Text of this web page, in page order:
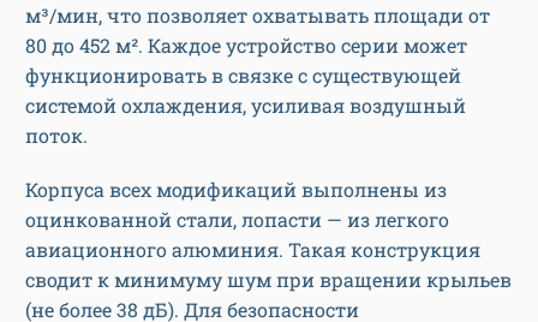
м³/мин, что позволяет охватывать площади от
80 до 452 м². Каждое устройство серии может
функционировать в связке с существующей
системой охлаждения, усиливая воздушный
поток.
Корпуса всех модификаций выполнены из
оцинкованной стали, лопасти — из легкого
авиационного алюминия. Такая конструкция
сводит к минимуму шум при вращении крыльев
(не более 38 дБ). Для безопасности